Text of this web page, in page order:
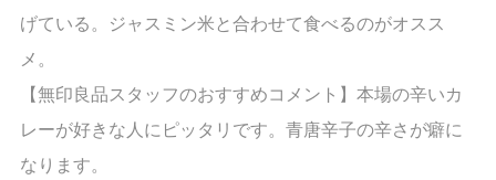
げている。ジャスミン米と合わせて食べるのがオスス
メ。
【無印良品スタッフのおすすめコメント】本場の辛いカ
レーが好きな人にピッタリです。青唐辛子の辛さが癖に
なります。